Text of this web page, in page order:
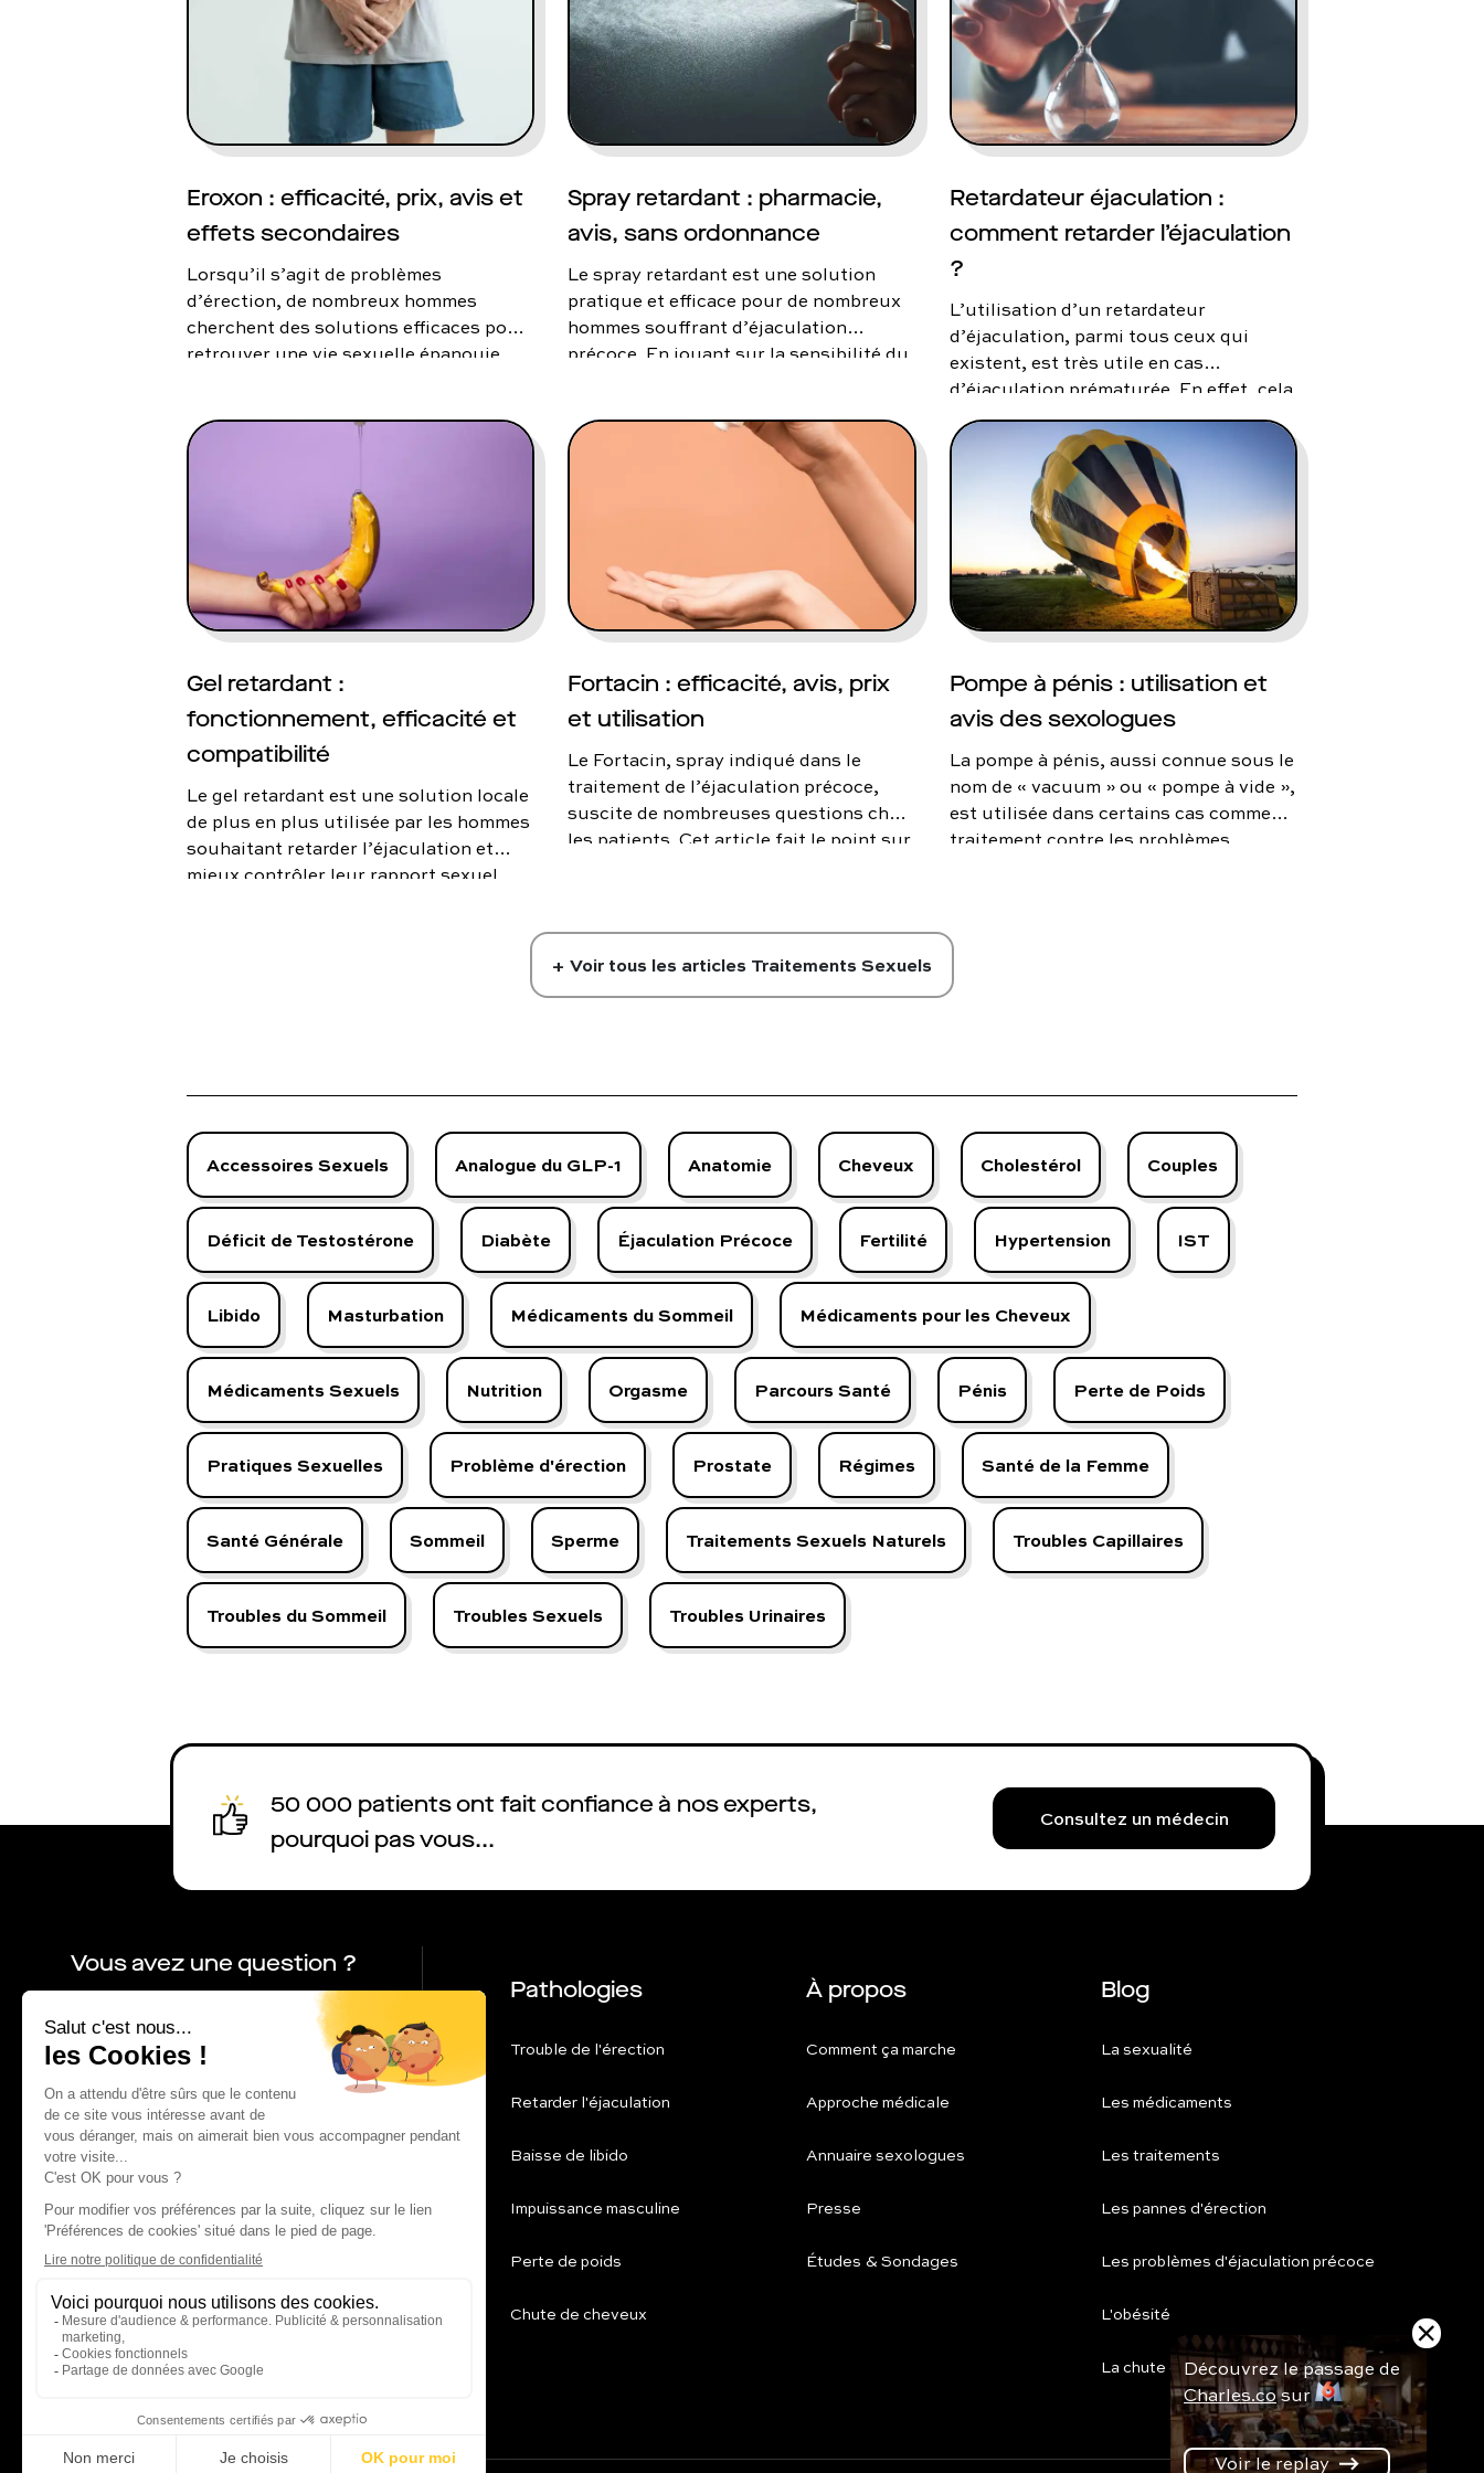
Programmes digitaux
Toutes nos pathologies sexuelles
contact@charles.co
Eroxon : efficacité, prix, avis et
effets secondaires
Lorsqu’il s’agit de problèmes
d’érection, de nombreux hommes
cherchent des solutions efficaces pour
retrouver une vie sexuelle épanouie.
Eroxon. Dans cet article, nous allons
explorer son efficacité, son prix et
recueillir des avis pour vous donner
une vue d’ensemble complète de ce
Spray retardant : pharmacie,
avis, sans ordonnance
Le spray retardant est une solution
pratique et efficace pour de nombreux
hommes souffrant d’éjaculation
précoce. En jouant sur la sensibilité du
du rapport sexuel. Peut-on trouver des
sprays retardants en pharmacie ? Quel
est l’avis des médecins ? Qu’est-ce que
Retardateur éjaculation :
comment retarder l’éjaculation
?
L’utilisation d’un retardateur
d’éjaculation, parmi tous ceux qui
existent, est très utile en cas
d’éjaculation prématurée. En effet, cela
permet d’allonger la durée des rapports
sexuels et, ainsi, de retrouver une
sexualité épanouie. Alors, comment
utiliser un anneau ou un spray
retardateur d’éjaculation ? Quelle
solution choisir ? On vous explique.
Gel retardant :
fonctionnement, efficacité et
compatibilité
Le gel retardant est une solution locale
de plus en plus utilisée par les hommes
souhaitant retarder l’éjaculation et
mieux contrôler leur rapport sexuel.
Fortacin : efficacité, avis, prix
et utilisation
Le Fortacin, spray indiqué dans le
traitement de l’éjaculation précoce,
suscite de nombreuses questions chez
les patients. Cet article fait le point sur
Pompe à pénis : utilisation et
avis des sexologues
La pompe à pénis, aussi connue sous le
nom de « vacuum » ou « pompe à vide »,
est utilisée dans certains cas comme
traitement contre les problèmes
Alors, comment l’utiliser correctement
vous explique tout.
+ Voir tous les articles Traitements Sexuels
Accessoires Sexuels Analogue du GLP-1 Anatomie Cheveux Cholestérol Couples
Déficit de Testostérone Diabète Éjaculation Précoce Fertilité Hypertension IST
Libido Masturbation Médicaments du Sommeil Médicaments pour les Cheveux
Médicaments Sexuels Nutrition Orgasme Parcours Santé Pénis Perte de Poids
Pratiques Sexuelles Problème d'érection Prostate Régimes Santé de la Femme
Santé Générale Sommeil Sperme Traitements Sexuels Naturels Troubles Capillaires
Troubles du Sommeil Troubles Sexuels Troubles Urinaires
50 000 patients ont fait confiance à nos experts,
pourquoi pas vous...
Consultez un médecin
Vous avez une question ?
01 86 65 17 33
contact@charles.co
FAQ
Pathologies
Trouble de l'érection
Retarder l'éjaculation
Baisse de libido
Impuissance masculine
Perte de poids
Chute de cheveux
À propos
Comment ça marche
Approche médicale
Annuaire sexologues
Presse
Études & Sondages
Blog
La sexualité
Les médicaments
Les traitements
Les pannes d'érection
Les problèmes d'éjaculation précoce
L'obésité
La chute de cheveuxDécouvrez le passage de
Charles.cosur
Voir le replay